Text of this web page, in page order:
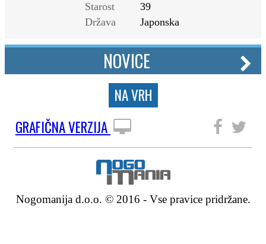
Starost
39
Država
Japonska
NOVICE
NA VRH
GRAFIČNA VERZIJA
Nogomanija d.o.o. © 2016 - Vse pravice pridržane.